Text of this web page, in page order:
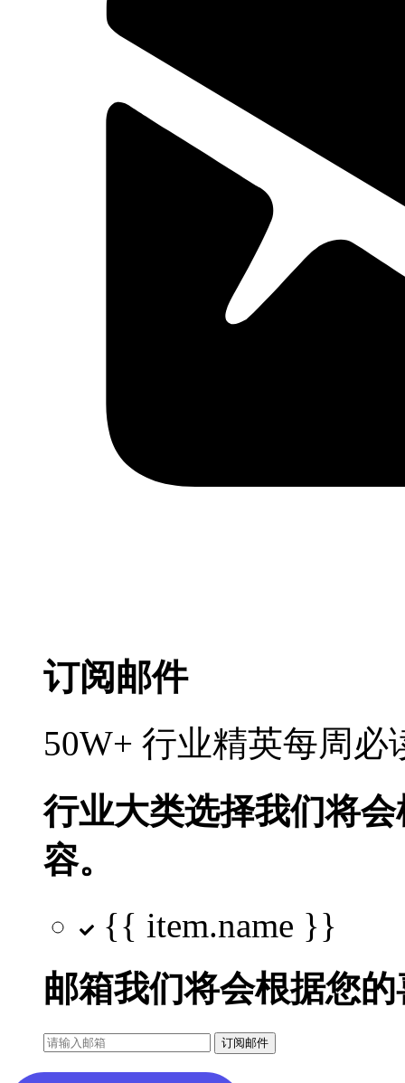
订阅邮件
50W+ 行业精英每周
行业大类选择我们将
容。
{{ item.name }}
邮箱我们将会根据您
订阅邮件